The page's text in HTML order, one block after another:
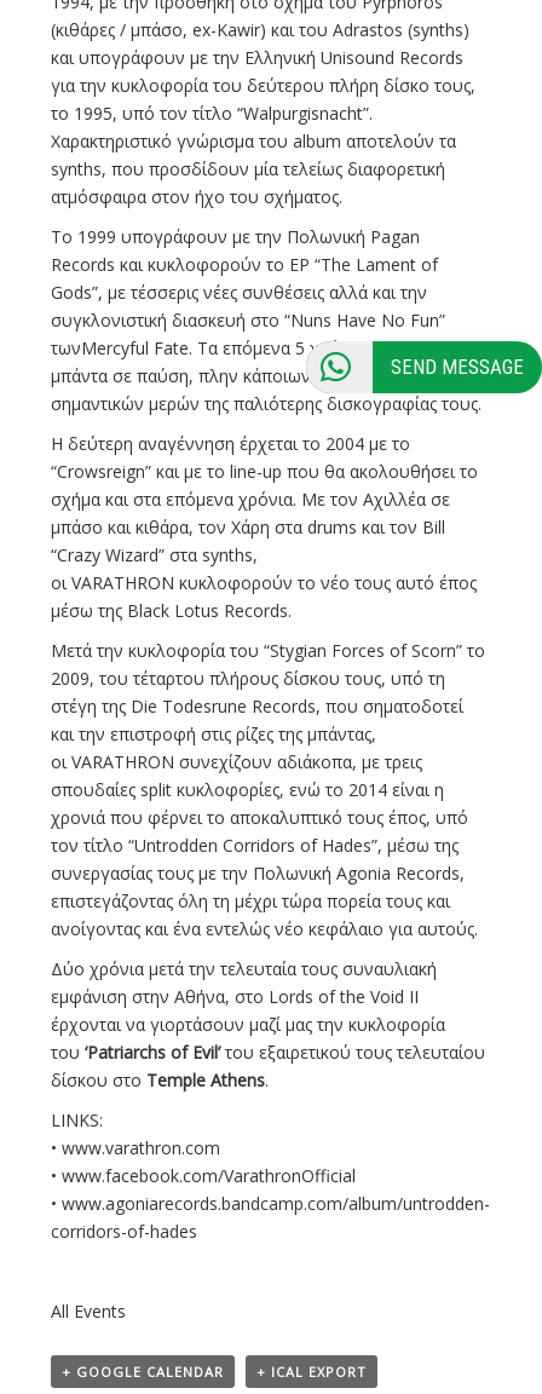
(κιθάρες / μπάσο, ex-Kawir) και του Adrastos (synths)
και υπογράφουν με την Ελληνική Unisound Records
για την κυκλοφορία του δεύτερου πλήρη δίσκο τους,
το 1995, υπό τον τίτλο “Walpurgisnacht”.
Χαρακτηριστικό γνώρισμα του album αποτελούν τα
synths, που προσδίδουν μία τελείως διαφορετική
ατμόσφαιρα στον ήχο του σχήματος.
Το 1999 υπογράφουν με την Πολωνική Pagan
Records και κυκλοφορούν το ΕP “The Lament of
Gods”, με τέσσερις νέες συνθέσεις αλλά και την
συγκλονιστική διασκευή στο “Nuns Have No Fun”
τωνMercyful Fate. Τα επόμενα 5 χρόνια θα βρουν τη
μπάντα σε παύση, πλην κάποιων επανακυκλοφοριών
σημαντικών μερών της παλιότερης δισκογραφίας τους.
Η δεύτερη αναγέννηση έρχεται το 2004 με το
“Crowsreign” και με το line-up που θα ακολουθήσει το
σχήμα και στα επόμενα χρόνια. Με τον Αχιλλέα σε
μπάσο και κιθάρα, τον Χάρη στα drums και τον Bill
“Crazy Wizard” στα synths,
οι VARATHRON κυκλοφορούν το νέο τους αυτό έπος
μέσω της Black Lotus Records.
Μετά την κυκλοφορία του “Stygian Forces of Scorn” το
2009, του τέταρτου πλήρους δίσκου τους, υπό τη
στέγη της Die Todesrune Records, που σηματοδοτεί
και την επιστροφή στις ρίζες της μπάντας,
οι VARATHRON συνεχίζουν αδιάκοπα, με τρεις
σπουδαίες split κυκλοφορίες, ενώ το 2014 είναι η
χρονιά που φέρνει το αποκαλυπτικό τους έπος, υπό
τον τίτλο “Untrodden Corridors of Hades”, μέσω της
συνεργασίας τους με την Πολωνική Agonia Records,
επιστεγάζοντας όλη τη μέχρι τώρα πορεία τους και
ανοίγοντας και ένα εντελώς νέο κεφάλαιο για αυτούς.
Δύο χρόνια μετά την τελευταία τους συναυλιακή
εμφάνιση στην Αθήνα, στο Lords of the Void II
έρχονται να γιορτάσουν μαζί μας την κυκλοφορία
του‘Patriarchs of Evil’του εξαιρετικού τους τελευταίου
δίσκου στο Temple Athens.
LINKS:
•www.varathron.com
•www.facebook.com/VarathronOfficial
•www.agoniarecords.bandcamp.com/album/untrodden-
corridors-of-hades
All Events
+ GOOGLE CALENDAR + ICAL EXPORT
SEND MESSAGE